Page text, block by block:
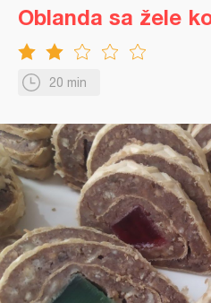
20 min
Oblanda sa žele